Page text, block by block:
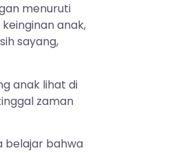
menuruti
anak,
sayang,
anak lihat di
zaman
belajar bahwa